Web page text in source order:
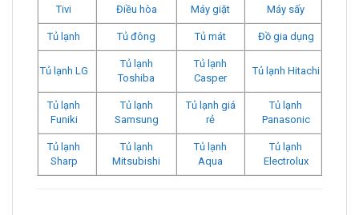
Tivi Điều hòa Máy giặt Máy sấy
Tủ lạnh Tủ đông Tủ mát Đồ gia dụng
Tủ lạnh LG
Tủ lạnh
Toshiba
Tủ lạnh
Casper
Tủ lạnh Hitachi
Tủ lạnh
Funiki
Tủ lạnh
Samsung
Tủ lạnh giá
rẻ
Tủ lạnh
Panasonic
Tủ lạnh
Sharp
Tủ lạnh
Mitsubishi
Tủ lạnh
Aqua
Tủ lạnh
Electrolux